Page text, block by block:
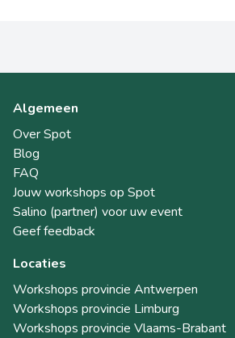
Algemeen
Over Spot
Blog
FAQ
Jouw workshops op Spot
Salino (partner) voor uw event
Geef feedback
Locaties
Workshops provincie Antwerpen
Workshops provincie Limburg
Workshops provincie Vlaams-Brabant